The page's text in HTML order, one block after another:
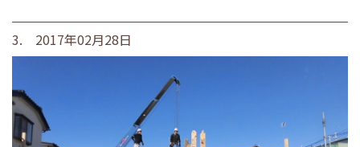
3. 2017年02月28日